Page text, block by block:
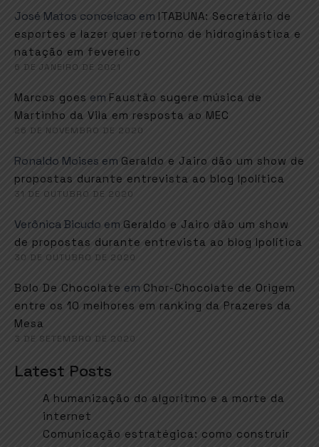
José Matos conceicao em ITABUNA: Secretário de
esportes e lazer quer retorno de hidroginástica e
natação em fevereiro
6 DE JANEIRO DE 2021
Marcos goes em Faustão sugere música de
Martinho da Vila em resposta ao MEC
26 DE NOVEMBRO DE 2020
Ronaldo Moises em Geraldo e Jairo dão um show de
propostas durante entrevista ao blog Ipolítica
31 DE OUTUBRO DE 2020
Verônica Bicudo em Geraldo e Jairo dão um show
de propostas durante entrevista ao blog Ipolítica
30 DE OUTUBRO DE 2020
Bolo De Chocolate em Chor-Chocolate de Origem
entre os 10 melhores em ranking da Prazeres da
Mesa
3 DE SETEMBRO DE 2020
Latest Posts
A humanização do algoritmo e a morte da
internet
Comunicação estratégica: como construir